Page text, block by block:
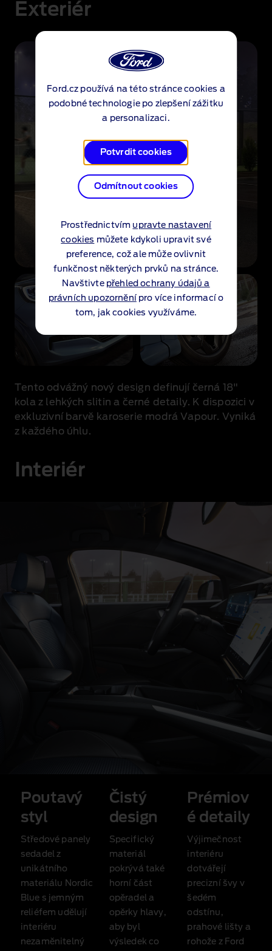
Ford.cz používá na této stránce cookies a
podobné technologie po zlepšení zážitku
a personalizaci.
Potvrdit cookies
Odmítnout cookies
Prostřednictvím upravte nastavení
cookies můžete kdykoli upravit své
preference, což ale může ovlivnit
funkčnost některých prvků na stránce.
Navštivte přehled ochrany údajů a
právních upozornění pro více informací o
tom, jak cookies využíváme.
Exteriér
Tento odvážný nový design definují černá 18"
kola z lehkých slitin a černé detaily. K dispozici v
exkluzivní barvě karoserie modrá Vapour. Vyniká
z každého úhlu.
Interiér
Poutavý
styl
Středové panely
sedadel z
unikátního
materiálu Nordic
Blue s jemným
reliéfem udělují
interiéru
nezaměnitelný
Čistý
design
Specifický
materiál
pokrývá také
horní část
opěradel a
opěrky hlavy,
aby byl
výsledek co
Prémiov
é detaily
Výjimečnost
interiéru
dotvářejí
precizní švy v
šedém
odstínu,
prahové lišty a
rohože z Ford